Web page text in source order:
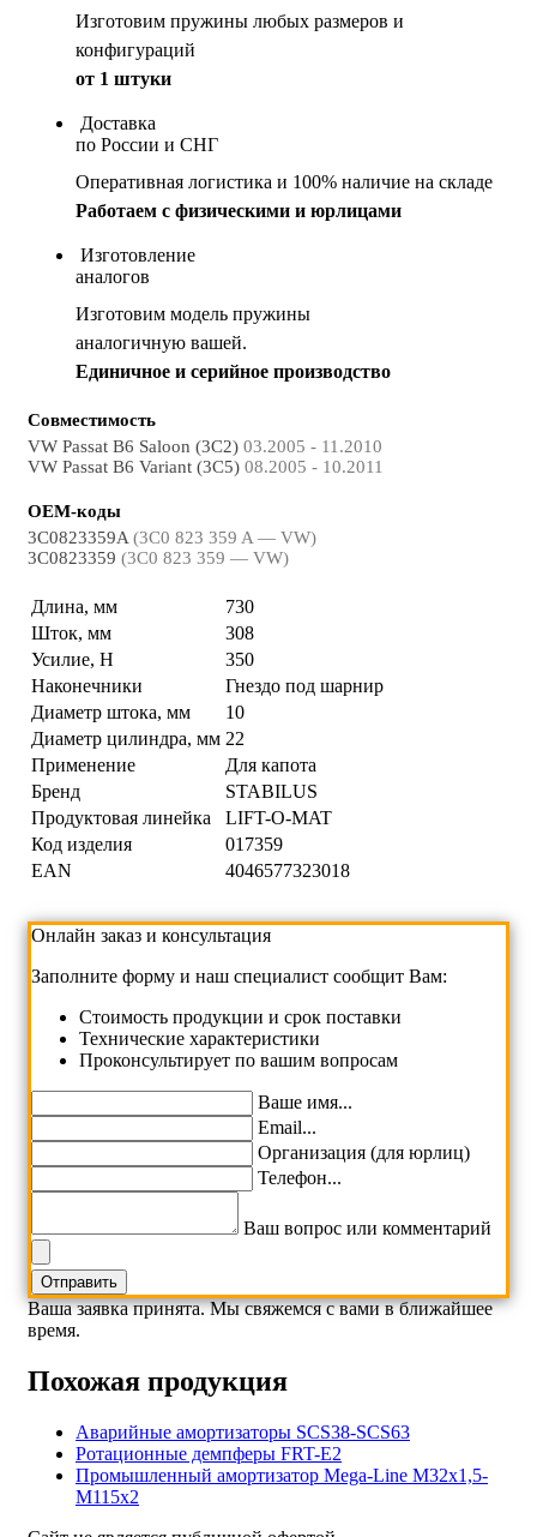
Изготовим пружины любых размеров и
конфигураций
от 1 штуки
Доставка
по России и СНГ
Оперативная логистика и 100% наличие на складе
Работаем с физическими и юрлицами
Изготовление
аналогов
Изготовим модель пружины
аналогичную вашей.
Единичное и серийное производство
Совместимость
VW Passat B6 Saloon (3C2) 03.2005 - 11.2010
VW Passat B6 Variant (3C5) 08.2005 - 10.2011
OEM-коды
3C0823359A (3C0 823 359 A — VW)
3C0823359 (3C0 823 359 — VW)
Длина, мм
730
Шток, мм
308
Усилие, Н
350
Наконечники
Гнездо под шарнир
Диаметр штока, мм
10
Диаметр цилиндра, мм 22
Применение
Для капота
Бренд
STABILUS
Продуктовая линейка
LIFT-O-MAT
Код изделия
017359
EAN
4046577323018
Онлайн заказ и консультация
Заполните форму и наш специалист сообщит Вам:
Cтоимость продукции и срок поставки
Технические характеристики
Проконсультирует по вашим вопросам
Ваше имя...
Email...
Организация (для юрлиц)
Телефон...
Ваш вопрос или комментарий
Ваша заявка принята. Мы свяжемся с вами в ближайшее
время.
Похожая продукция
Аварийные амортизаторы SCS38-SCS63
Ротационные демпферы FRT-E2
Промышленный амортизатор Mega-Line M32x1,5-
M115x2